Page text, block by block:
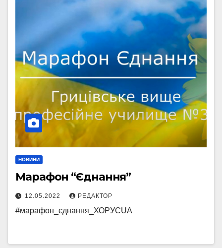
НОВИНИ
Марафон “Єднання”
12.05.2022 РЕДАКТОР
#марафон_єднання_ХОРУСUA